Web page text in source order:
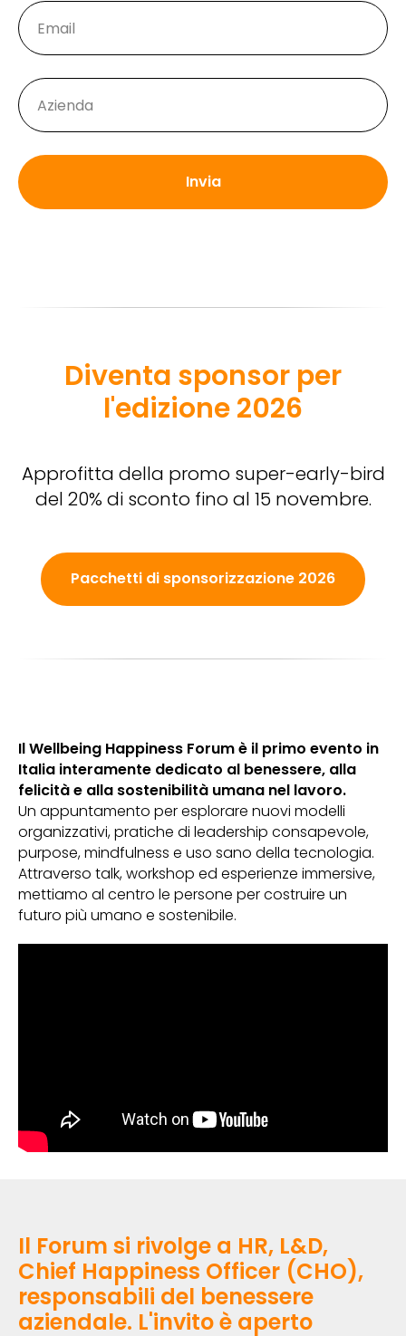
Invia
Diventa sponsor per
l'edizione 2026
Approfitta della promo super-early-bird
del 20% di sconto fino al 15 novembre.
Pacchetti di sponsorizzazione 2026
Il Wellbeing Happiness Forum è il primo evento in
Italia interamente dedicato al benessere, alla
felicità e alla sostenibilità umana nel lavoro.
Un appuntamento per esplorare nuovi modelli
organizzativi, pratiche di leadership consapevole,
purpose, mindfulness e uso sano della tecnologia.
Attraverso talk, workshop ed esperienze immersive,
mettiamo al centro le persone per costruire un
futuro più umano e sostenibile.
Il Forum si rivolge a HR, L&D,
Chief Happiness Officer (CHO),
responsabili del benessere
aziendale. L'invito è aperto